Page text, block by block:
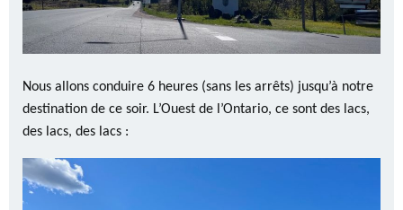
Nous allons conduire 6 heures (sans les arrêts) jusqu’à notre
destination de ce soir. L’Ouest de l’Ontario, ce sont des lacs,
des lacs, des lacs :